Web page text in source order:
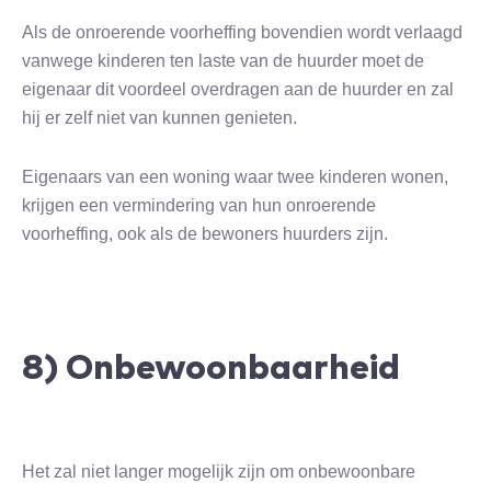
Als de onroerende voorheffing bovendien wordt verlaagd
vanwege kinderen ten laste van de huurder moet de
eigenaar dit voordeel overdragen aan de huurder en zal
hij er zelf niet van kunnen genieten.
Eigenaars van een woning waar twee kinderen wonen,
krijgen een vermindering van hun onroerende
voorheffing, ook als de bewoners huurders zijn.
8) Onbewoonbaarheid
Het zal niet langer mogelijk zijn om onbewoonbare